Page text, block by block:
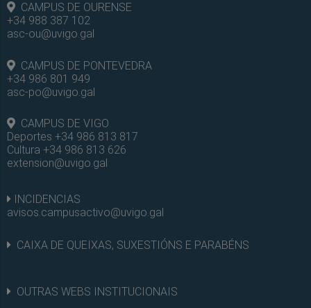
CAMPUS DE OURENSE
+34 988 387 102
asc-ou@uvigo.gal
CAMPUS DE PONTEVEDRA
+34 986 801 949
asc-po@uvigo.gal
CAMPUS DE VIGO
Deportes +34 986 813 817
Cultura +34 986 813 626
extension@uvigo.gal
INCIDENCIAS
avisos.campusactivo@uvigo.gal
CAIXA DE QUEIXAS, SUXESTIÓNS E PARABÉNS
OUTRAS WEBS INSTITUCIONAIS